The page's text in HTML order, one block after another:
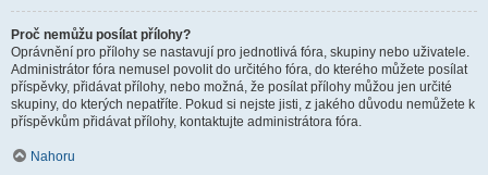
Proč nemůžu posílat přílohy?
Oprávnění pro přílohy se nastavují pro jednotlivá fóra, skupiny nebo uživatele.
Administrátor fóra nemusel povolit do určitého fóra, do kterého můžete posílat
příspěvky, přidávat přílohy, nebo možná, že posílat přílohy můžou jen určité
skupiny, do kterých nepatříte. Pokud si nejste jisti, z jakého důvodu nemůžete k
příspěvkům přidávat přílohy, kontaktujte administrátora fóra.
Nahoru